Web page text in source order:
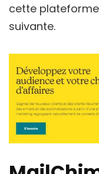
cette
suivante.